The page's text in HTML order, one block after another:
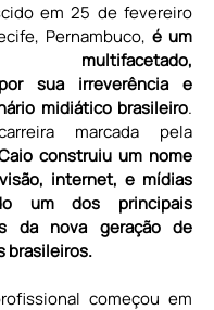
em 25 de fevereiro
Pernambuco, é um
multifacetado,
sua irreverência e
midiático brasileiro.
marcada pela
construiu um nome
internet, e mídias
um dos principais
da nova geração de
brasileiros.